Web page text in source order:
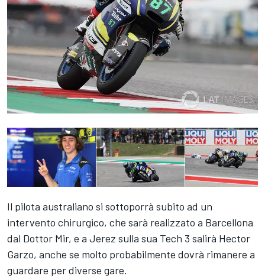
Il pilota australiano si sottoporrà subito ad un
intervento chirurgico, che sarà realizzato a Barcellona
dal Dottor Mir, e a Jerez sulla sua Tech 3 salirà Hector
Garzo, anche se molto probabilmente dovrà rimanere a
guardare per diverse gare.